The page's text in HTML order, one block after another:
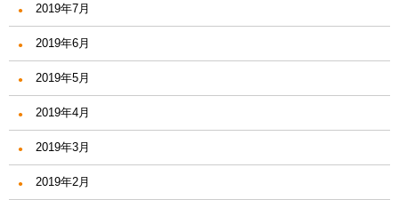
2019年7月
2019年6月
2019年5月
2019年4月
2019年3月
2019年2月